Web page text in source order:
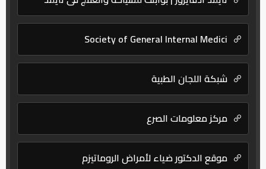
Society of General Internal Medici
شبكة اللجان الطبية
مركز معلومات الصرع
موقع الدكتور ضياء لأمراض الروماتيزم